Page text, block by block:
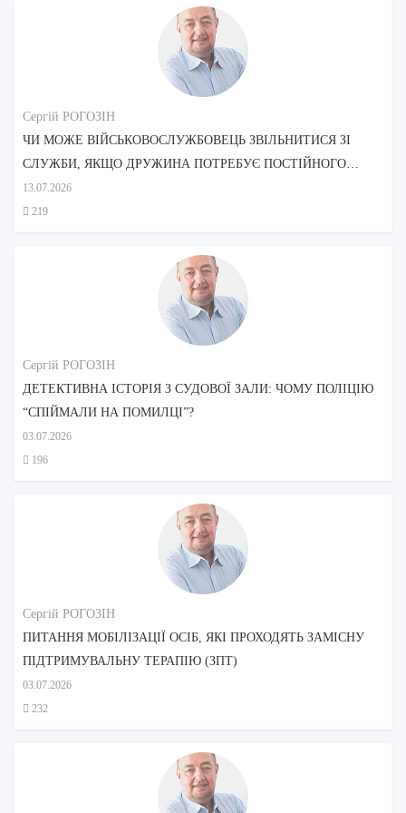
Сергій РОГОЗІН
ЧИ МОЖЕ ВІЙСЬКОВОСЛУЖБОВЕЦЬ ЗВІЛЬНИТИСЯ ЗІ
СЛУЖБИ, ЯКЩО ДРУЖИНА ПОТРЕБУЄ ПОСТІЙНОГО
ДОГЛЯДУ?
13.07.2026
219
Сергій РОГОЗІН
ДЕТЕКТИВНА ІСТОРІЯ З СУДОВОЇ ЗАЛИ: ЧОМУ ПОЛІЦІЮ
“СПІЙМАЛИ НА ПОМИЛЦІ”?
03.07.2026
196
Сергій РОГОЗІН
ПИТАННЯ МОБІЛІЗАЦІЇ ОСІБ, ЯКІ ПРОХОДЯТЬ ЗАМІСНУ
ПІДТРИМУВАЛЬНУ ТЕРАПІЮ (ЗПТ)
03.07.2026
232